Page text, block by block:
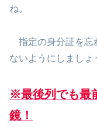
ね。
指定の身分証を忘
ないようにしましょ
※最後列でも最
鏡！